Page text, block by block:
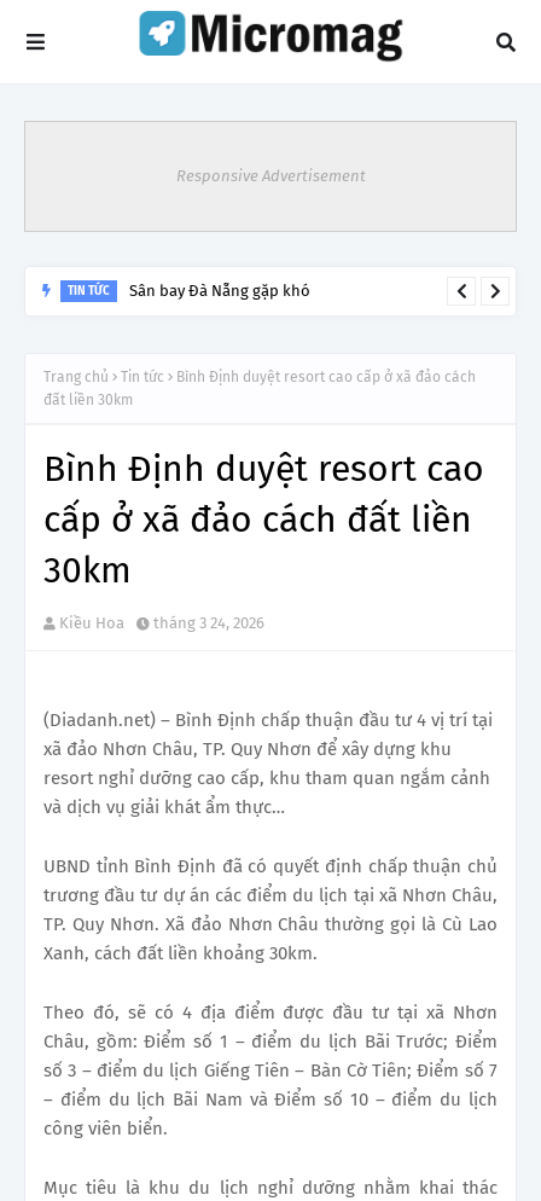
Responsive Advertisement
TIN TỨC Sân bay Đà Nẵng gặp khó
Trang chủ Tin tức
Bình Định duyệt resort cao cấp ở xã đảo cách
đất liền 30km
Bình Định duyệt resort cao
cấp ở xã đảo cách đất liền
30km
Kiều Hoa tháng 3 24, 2026
(Diadanh.net) – Bình Định chấp thuận đầu tư 4 vị trí tại
xã đảo Nhơn Châu, TP. Quy Nhơn để xây dựng khu
resort nghỉ dưỡng cao cấp, khu tham quan ngắm cảnh
và dịch vụ giải khát ẩm thực…
UBND tỉnh Bình Định đã có quyết định chấp thuận chủ
trương đầu tư dự án các điểm du lịch tại xã Nhơn Châu,
TP. Quy Nhơn. Xã đảo Nhơn Châu thường gọi là Cù Lao
Xanh, cách đất liền khoảng 30km.
Theo đó, sẽ có 4 địa điểm được đầu tư tại xã Nhơn
Châu, gồm: Điểm số 1 – điểm du lịch Bãi Trước; Điểm
số 3 – điểm du lịch Giếng Tiên – Bàn Cờ Tiên; Điểm số 7
– điểm du lịch Bãi Nam và Điểm số 10 – điểm du lịch
công viên biển.
Mục tiêu là khu du lịch nghỉ dưỡng nhằm khai thác